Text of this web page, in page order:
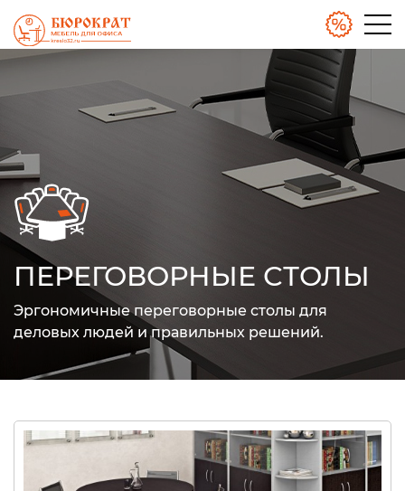
ПЕРЕГОВОРНЫЕ СТОЛЫ
Эргономичные переговорные столы для
деловых людей и правильных решений.